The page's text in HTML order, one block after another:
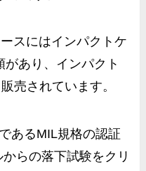
スにはインパクトケ
あり、インパクト
売されています。
あるMIL規格の認証
らの落下試験をクリ